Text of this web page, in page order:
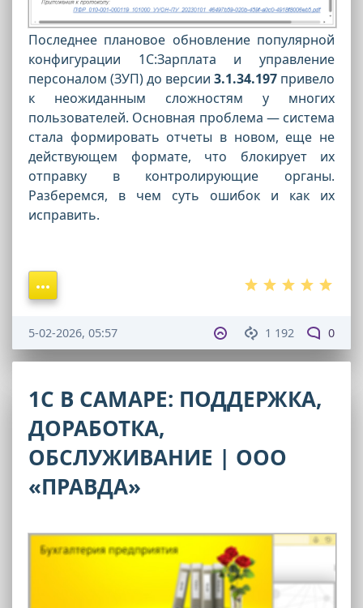
Последнее плановое обновление популярной
конфигурации 1С:Зарплата и управление
персоналом (ЗУП) до версии 3.1.34.197 привело
к неожиданным сложностям у многих
пользователей. Основная проблема — система
стала формировать отчеты в новом, еще не
действующем формате, что блокирует их
отправку в контролирующие органы.
Разберемся, в чем суть ошибок и как их
исправить.
1 192 0
5-02-2026, 05:57
1С В САМАРЕ: ПОДДЕРЖКА,
ДОРАБОТКА,
ОБСЛУЖИВАНИЕ | ООО
«ПРАВДА»